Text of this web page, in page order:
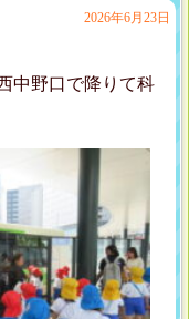
2026年6月23日
中野口で降りて科